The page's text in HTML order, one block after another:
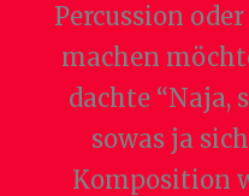
Percussion
machen
dachte “Naja,
sowas ja
Komposition